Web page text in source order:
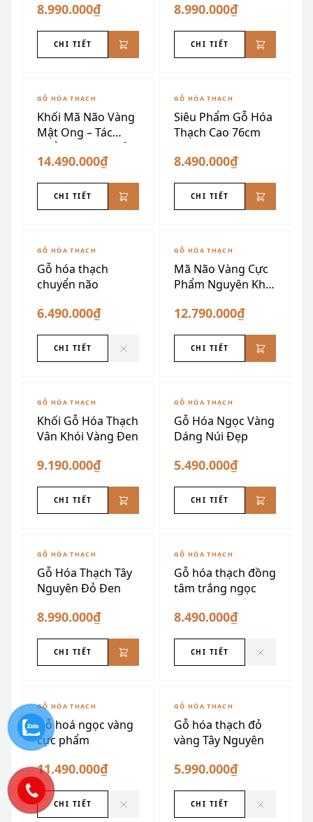
8.990.000₫
CHI TIẾT
8.990.000₫
CHI TIẾT
GỖ HÓA THẠCH
Khối Mã Não Vàng
Mật Ong – Tác
Phẩm Phong Thủy
14.490.000₫
CHI TIẾT
GỖ HÓA THẠCH
Siêu Phẩm Gỗ Hóa
Thạch Cao 76cm
8.490.000₫
CHI TIẾT
ĐÃ SƯU TẦM
GỖ HÓA THẠCH
Gỗ hóa thạch
chuyển não
6.490.000₫
CHI TIẾT
GỖ HÓA THẠCH
Mã Não Vàng Cực
Phẩm Nguyên Khối
12.790.000₫
CHI TIẾT
GỖ HÓA THẠCH
Khối Gỗ Hóa Thạch
Vân Khói Vàng Đen
9.190.000₫
CHI TIẾT
GỖ HÓA THẠCH
Gỗ Hóa Ngọc Vàng
Dáng Núi Đẹp
5.490.000₫
CHI TIẾT
GỖ HÓA THẠCH
Gỗ Hóa Thạch Tây
Nguyên Đỏ Đen
8.990.000₫
CHI TIẾT
ĐÃ SƯU TẦM
GỖ HÓA THẠCH
Gỗ hóa thạch đồng
tâm trắng ngọc
8.490.000₫
CHI TIẾT
ĐÃ SƯU TẦM
GỖ HÓA THẠCH
Gỗ hoá ngọc vàng
cực phẩm
11.490.000₫
CHI TIẾT
ĐÃ SƯU TẦM
GỖ HÓA THẠCH
Gỗ hóa thạch đỏ
vàng Tây Nguyên
5.990.000₫
CHI TIẾT